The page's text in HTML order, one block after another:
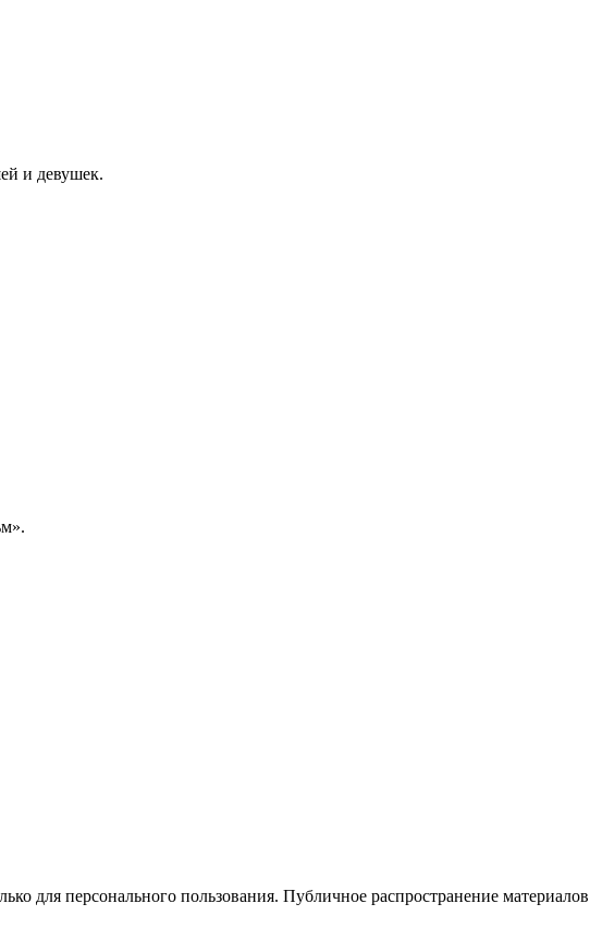
и девушек.
для персонального пользования. Публичное распространение